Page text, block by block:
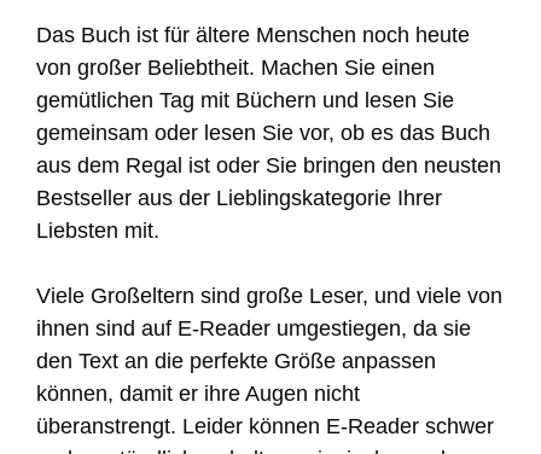
Das Buch ist für ältere Menschen noch heute
von großer Beliebtheit. Machen Sie einen
gemütlichen Tag mit Büchern und lesen Sie
gemeinsam oder lesen Sie vor, ob es das Buch
aus dem Regal ist oder Sie bringen den neusten
Bestseller aus der Lieblingskategorie Ihrer
Liebsten mit.
Viele Großeltern sind große Leser, und viele von
ihnen sind auf E-Reader umgestiegen, da sie
den Text an die perfekte Größe anpassen
können, damit er ihre Augen nicht
überanstrengt. Leider können E-Reader schwer